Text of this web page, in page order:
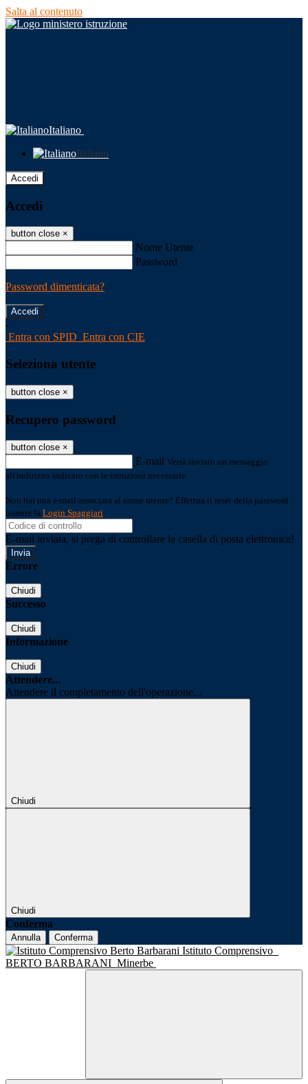
Salta al contenuto
Italiano
Italiano
Accedi
Accedi
button close ×
Nome Utente
Password
Password dimenticata?
-
Entra con SPID Entra con CIE
Seleziona utente
button close ×
Recupero password
button close ×
E-mail Verrà inviato un messaggio
all'indirizzo indicato con le istruzioni necessarie.
Non hai una e-mail associata al nome utente? Effettua il reset della password
tramite la Login Spaggiari
E-mail inviata, si prega di controllare la casella di posta elettronica!
Errore
Chiudi
Successo
Chiudi
Informazione
Chiudi
Attendere...
Attendere il completamento dell'operazione...
Chiudi
Chiudi
Conferma
Annulla Conferma
Istituto Comprensivo
BERTO BARBARANI Minerbe